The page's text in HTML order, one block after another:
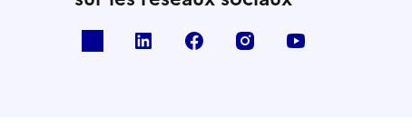
linkedin facebook instagram